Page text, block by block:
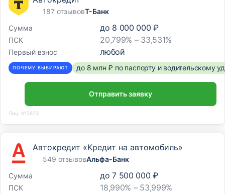
проспект, 98»
109443, г. Москва, Волгоградский просп., д. 98, корп. 2,
стр. 2
Отделение
Дополнительный офис «Дикопольцева,
680000, г. Хабаровск, ул. Дикопольцева, д. 23
187 отзывовТ-Банк
Сумма
до 8 000 000 ₽
ПСК 20,799% – 33,531%
Первый взнос любой
ПОЧЕМУ ВЫБИРАЮТ до 8 млн ₽ по паспорту и водительскому
Отправить заявку
Лиц. №2673
Автокредит «Кредит на автомобиль»
549 отзывовАльфа-Банк
Сумма
до 7 500 000 ₽
ПСК 18,990% – 53,999%